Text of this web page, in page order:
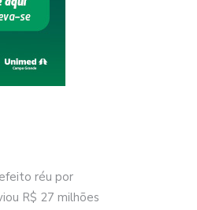
réu por
R$ 27 milhões